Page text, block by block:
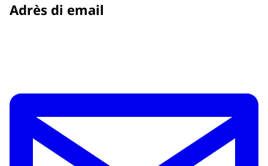
Adrès di email